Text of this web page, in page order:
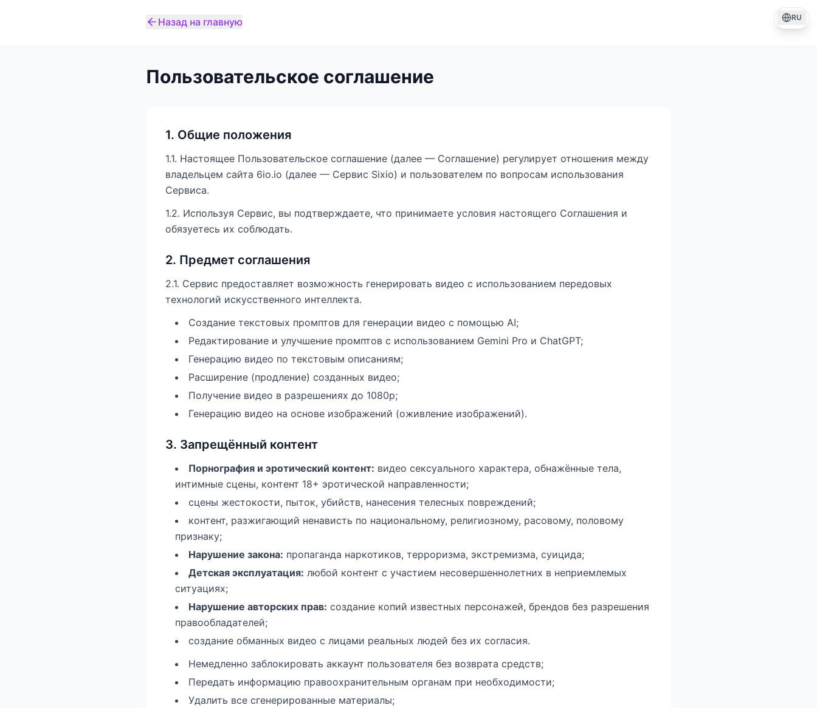
Назад на главную
Пользовательское соглашение
1. Общие положения
1.1. Настоящее Пользовательское соглашение (далее — Соглашение) регулирует отношения между
владельцем сайта 6io.io (далее — Сервис Sixio) и пользователем по вопросам использования
Сервиса.
1.2. Используя Сервис, вы подтверждаете, что принимаете условия настоящего Соглашения и
обязуетесь их соблюдать.
2. Предмет соглашения
2.1. Сервис предоставляет возможность генерировать видео с использованием передовых
технологий искусственного интеллекта.
Создание текстовых промптов для генерации видео с помощью AI;
Редактирование и улучшение промптов с использованием Gemini Pro и ChatGPT;
Генерацию видео по текстовым описаниям;
Расширение (продление) созданных видео;
Получение видео в разрешениях до 1080p;
Генерацию видео на основе изображений (оживление изображений).
3. Запрещённый контент
Порнография и эротический контент: видео сексуального характера, обнажённые тела,
интимные сцены, контент 18+ эротической направленности;
сцены жестокости, пыток, убийств, нанесения телесных повреждений;
контент, разжигающий ненависть по национальному, религиозному, расовому, половому
признаку;
Нарушение закона: пропаганда наркотиков, терроризма, экстремизма, суицида;
Детская эксплуатация: любой контент с участием несовершеннолетних в неприемлемых
ситуациях;
Нарушение авторских прав: создание копий известных персонажей, брендов без разрешения
правообладателей;
создание обманных видео с лицами реальных людей без их согласия.
Немедленно заблокировать аккаунт пользователя без возврата средств;
Передать информацию правоохранительным органам при необходимости;
Удалить все сгенерированные материалы;
RU